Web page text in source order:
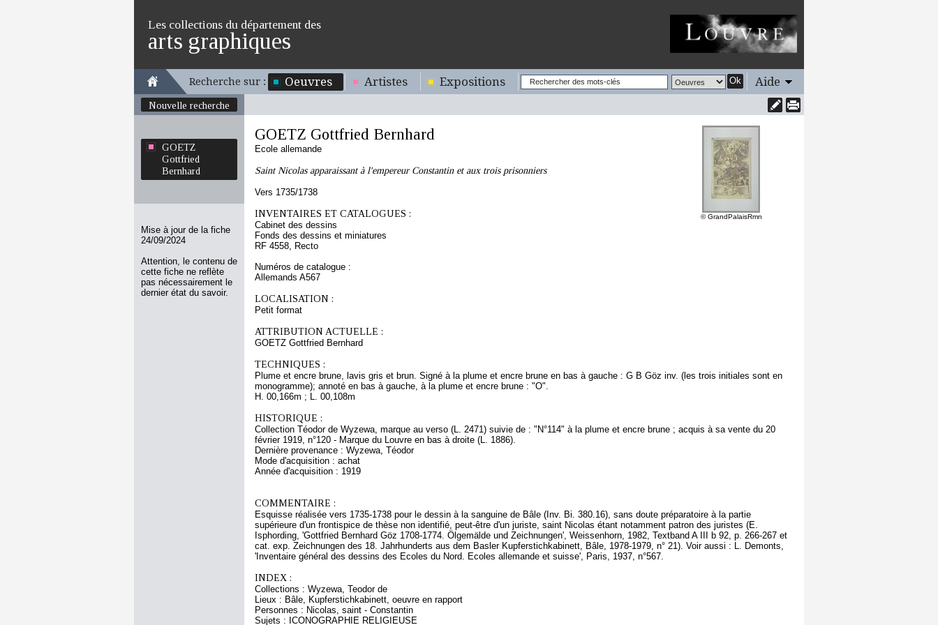
Les collections du département des
arts graphiques
Recherche sur : Oeuvres Artistes Expositions Ok Aide
Nouvelle recherche
GOETZ
Gottfried
Bernhard
Mise à jour de la fiche
24/09/2024
Attention, le contenu de
cette fiche ne reflète
pas nécessairement le
dernier état du savoir.
© GrandPalaisRmn
GOETZ Gottfried Bernhard
Ecole allemande
Saint Nicolas apparaissant à l'empereur Constantin et aux trois prisonniers
Vers 1735/1738
INVENTAIRES ET CATALOGUES :
Cabinet des dessins
Fonds des dessins et miniatures
RF 4558, Recto
Numéros de catalogue :
Allemands A567
LOCALISATION :
Petit format
ATTRIBUTION ACTUELLE :
GOETZ Gottfried Bernhard
TECHNIQUES :
Plume et encre brune, lavis gris et brun. Signé à la plume et encre brune en bas à gauche : G B Göz inv. (les trois initiales sont en
monogramme); annoté en bas à gauche, à la plume et encre brune : "O".
H. 00,166m ; L. 00,108m
HISTORIQUE :
Collection Téodor de Wyzewa, marque au verso (L. 2471) suivie de : "N°114" à la plume et encre brune ; acquis à sa vente du 20
février 1919, n°120 - Marque du Louvre en bas à droite (L. 1886).
Dernière provenance : Wyzewa, Téodor
Mode d'acquisition : achat
Année d'acquisition : 1919
COMMENTAIRE :
Esquisse réalisée vers 1735-1738 pour le dessin à la sanguine de Bâle (Inv. Bi. 380.16), sans doute préparatoire à la partie
supérieure d'un frontispice de thèse non identifié, peut-être d'un juriste, saint Nicolas étant notamment patron des juristes (E.
Isphording, 'Gottfried Bernhard Göz 1708-1774. Ölgemälde und Zeichnungen', Weissenhorn, 1982, Textband A III b 92, p. 266-267 et
cat. exp. Zeichnungen des 18. Jahrhunderts aus dem Basler Kupferstichkabinett, Bâle, 1978-1979, n° 21). Voir aussi : L. Demonts,
'Inventaire général des dessins des Ecoles du Nord. Ecoles allemande et suisse', Paris, 1937, n°567.
INDEX :
Collections : Wyzewa, Teodor de
Lieux : Bâle, Kupferstichkabinett, oeuvre en rapport
Personnes : Nicolas, saint - Constantin
Sujets : ICONOGRAPHIE RELIGIEUSE